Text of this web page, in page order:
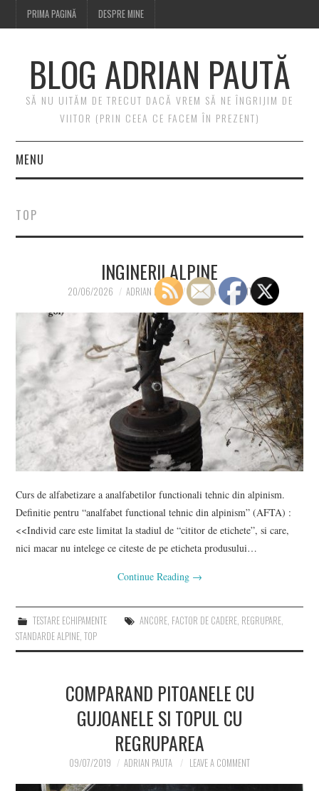
PRIMA PAGINĂ DESPRE MINE
BLOG ADRIAN PAUTĂ
SĂ NU UITĂM DE TRECUT DACĂ VREM SĂ NE ÎNGRIJIM DE
VIITOR (PRIN CEEA CE FACEM ÎN PREZENT)
MENU
DESPRE MINE
TOP
INGINERII ALPINE
20/06/2026 ADRIAN PAUTA LEAVE A COMMENT
Curs de alfabetizare a analfabetilor functionali tehnic din alpinism.
Definitie pentru “analfabet functional tehnic din alpinism” (AFTA) :
<<Individ care este limitat la stadiul de “cititor de etichete”, si care,
nici macar nu intelege ce citeste de pe eticheta produsului…
Continue Reading →
TESTARE ECHIPAMENTE ANCORE, FACTOR DE CADERE, REGRUPARE,
STANDARDE ALPINE,TOP
COMPARAND PITOANELE CU
GUJOANELE SI TOPUL CU
REGRUPAREA
09/07/2019 ADRIAN PAUTA LEAVE A COMMENT